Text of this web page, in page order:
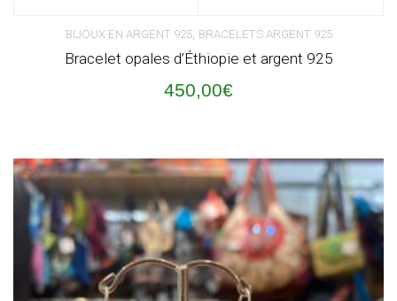
BIJOUX EN ARGENT 925, BRACELETS ARGENT 925
Bracelet opales d’Éthiopie et argent 925
450,00€